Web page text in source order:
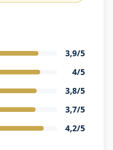
3,9/5
4/5
3,8/5
3,7/5
4,2/5